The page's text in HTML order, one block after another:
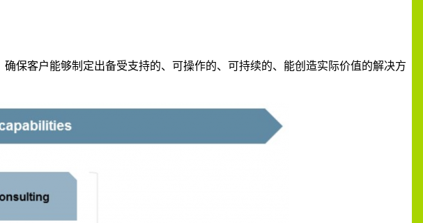
保客户能够制定出备受支持的、可操作的、可持续的、能创造实际价值的解决方